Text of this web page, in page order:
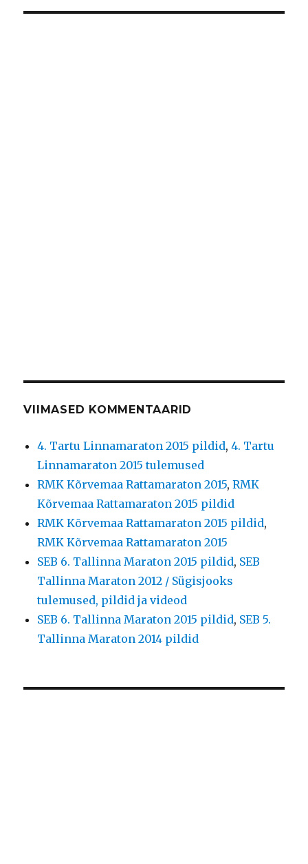
VIIMASED KOMMENTAARID
4. Tartu Linnamaraton 2015 pildid,4. Tartu
Linnamaraton 2015 tulemused
RMK Kõrvemaa Rattamaraton 2015,RMK
Kõrvemaa Rattamaraton 2015 pildid
RMK Kõrvemaa Rattamaraton 2015 pildid,
RMK Kõrvemaa Rattamaraton 2015
SEB 6. Tallinna Maraton 2015 pildid, SEB
Tallinna Maraton 2012 / Sügisjooks
tulemused, pildid ja videod
SEB 6. Tallinna Maraton 2015 pildid, SEB 5.
Tallinna Maraton 2014 pildid